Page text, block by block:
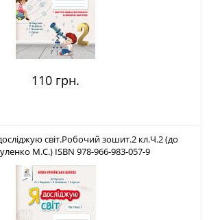
110 грн.
світ.Робочий зошит.2 кл.Ч.2 (до
М.С.) ISBN 978-966-983-057-9